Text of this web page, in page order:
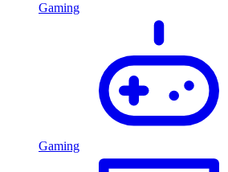
Gaming
Gaming